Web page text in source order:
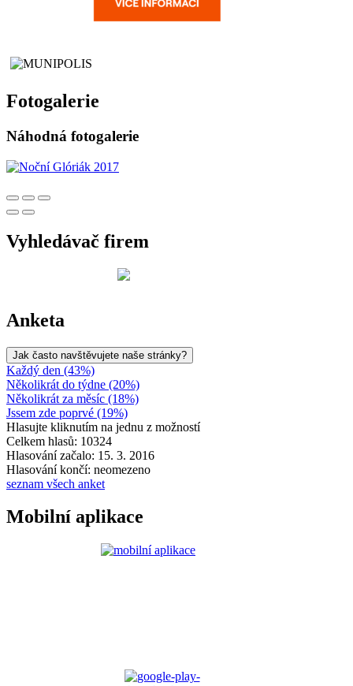
Fotogalerie
Náhodná fotogalerie
Vyhledávač firem
Anketa
Jak často navštěvujete naše stránky?
Každý den (43%)
Několikrát do týdne (20%)
Několikrát za měsíc (18%)
Jssem zde poprvé (19%)
Hlasujte kliknutím na jednu z možností
Celkem hlasů: 10324
Hlasování začalo: 15. 3. 2016
Hlasování končí: neomezeno
seznam všech anket
Mobilní aplikace